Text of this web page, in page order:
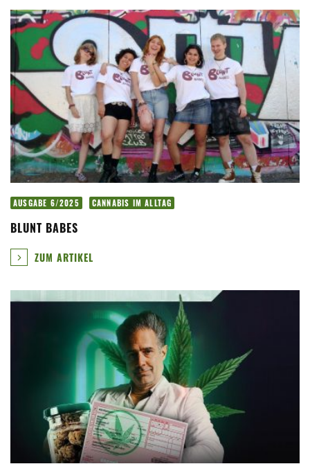
AUSGABE 6/2025 CANNABIS IM ALLTAG
BLUNT BABES
ZUM ARTIKEL